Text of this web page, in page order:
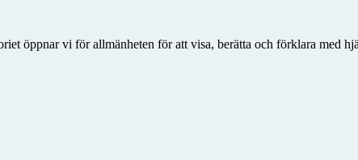
öppnar vi för allmänheten för att visa, berätta och förklara med